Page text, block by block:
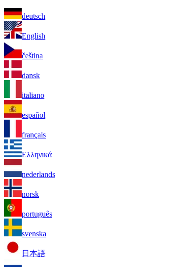
deutsch
English
čeština
dansk
italiano
español
français
Ελληνικά
nederlands
norsk
português
svenska
日本語